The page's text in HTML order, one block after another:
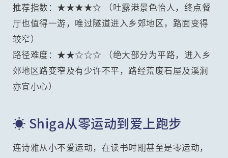
推荐指数：★★★★☆ （吐露港景色怡人，终点餐
厅也值得一游，唯过隧道进入乡郊地区，路面变得
较窄）
路径难度：★★☆☆☆ （绝大部分为平路，进入乡
郊地区路变窄及有少许不平，路经荒废石屋及溪涧
亦宜小心）
☀️ Shiga从零运动到爱上跑步
连诗雅从小不爱运动，在读书时期甚至是零运动，